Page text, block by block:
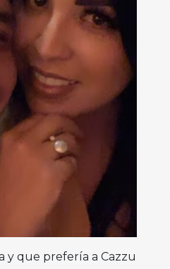
y que prefería a Cazzu